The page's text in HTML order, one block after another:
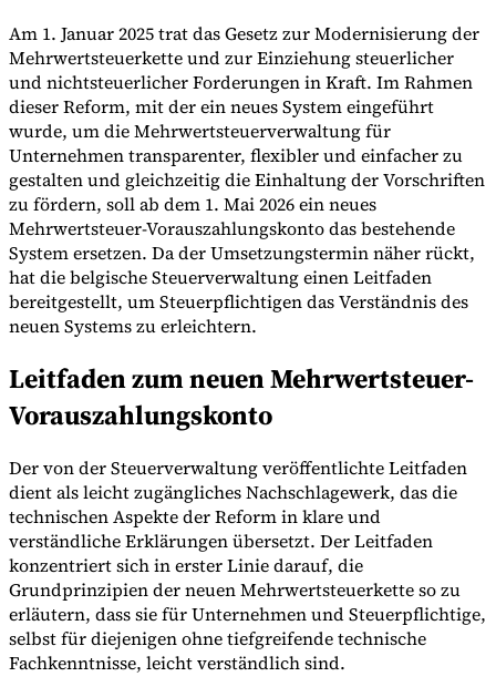
Werkzeuge
VAT-Rechner
Am 1. Januar 2025 trat das Gesetz zur Modernisierung der
Mehrwertsteuerkette und zur Einziehung steuerlicher
und nichtsteuerlicher Forderungen in Kraft. Im Rahmen
dieser Reform, mit der ein neues System eingeführt
wurde, um die Mehrwertsteuerverwaltung für
Unternehmen transparenter, flexibler und einfacher zu
gestalten und gleichzeitig die Einhaltung der Vorschriften
zu fördern, soll ab dem 1. Mai 2026 ein neues
Mehrwertsteuer-Vorauszahlungskonto das bestehende
System ersetzen. Da der Umsetzungstermin näher rückt,
hat die belgische Steuerverwaltung einen Leitfaden
bereitgestellt, um Steuerpflichtigen das Verständnis des
neuen Systems zu erleichtern.
Leitfaden zum neuen Mehrwertsteuer-
Vorauszahlungskonto
Der von der Steuerverwaltung veröffentlichte Leitfaden
dient als leicht zugängliches Nachschlagewerk, das die
technischen Aspekte der Reform in klare und
verständliche Erklärungen übersetzt. Der Leitfaden
konzentriert sich in erster Linie darauf, die
Grundprinzipien der neuen Mehrwertsteuerkette so zu
erläutern, dass sie für Unternehmen und Steuerpflichtige,
selbst für diejenigen ohne tiefgreifende technische
Fachkenntnisse, leicht verständlich sind.